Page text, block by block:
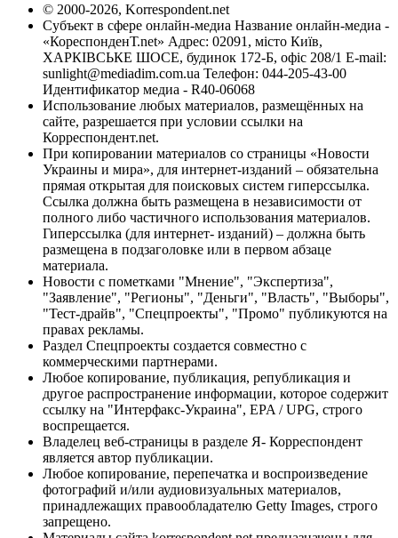
© 2000-2026, Korrespondent.net
Субъект в сфере онлайн-медиа Название онлайн-медиа -
«КореспонденТ.net» Адрес: 02091, місто Київ,
ХАРКІВСЬКЕ ШОСЕ, будинок 172-Б, офіс 208/1 E-mail:
sunlight@mediadim.com.ua Телефон: 044-205-43-00
Идентификатор медиа - R40-06068
Использование любых материалов, размещённых на
сайте, разрешается при условии ссылки на
Корреспондент.net.
При копировании материалов со страницы «Новости
Украины и мира», для интернет-изданий – обязательна
прямая открытая для поисковых систем гиперссылка.
Ссылка должна быть размещена в независимости от
полного либо частичного использования материалов.
Гиперссылка (для интернет- изданий) – должна быть
размещена в подзаголовке или в первом абзаце
материала.
Новости с пометками "Мнение", "Экспертиза",
"Заявление", "Регионы", "Деньги", "Власть", "Выборы",
"Тест-драйв", "Спецпроекты", "Промо" публикуются на
правах рекламы.
Раздел Спецпроекты создается совместно с
коммерческими партнерами.
Любое копирование, публикация, републикация и
другое распространение информации, которое содержит
ссылку на "Интерфакс-Украина", EPA / UPG, строго
воспрещается.
Владелец веб-страницы в разделе Я- Корреспондент
является автор публикации.
Любое копирование, перепечатка и воспроизведение
фотографий и/или аудиовизуальных материалов,
принадлежащих правообладателю Getty Images, строго
запрещено.